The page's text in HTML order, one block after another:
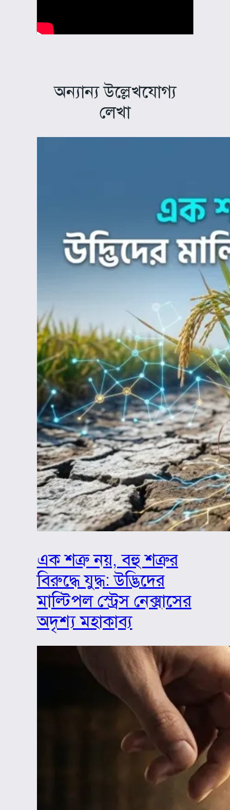
অন্যান্য উল্লেখযোগ্য
লেখা
এক শত্রু নয়, বহু শত্রুর
বিরুদ্ধে যুদ্ধ: উদ্ভিদের
মাল্টিপল স্ট্রেস নেক্সাসের
অদৃশ্য মহাকাব্য